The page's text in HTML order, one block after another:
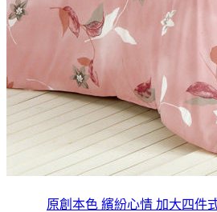
原創本色 繽紛心情 加大四件